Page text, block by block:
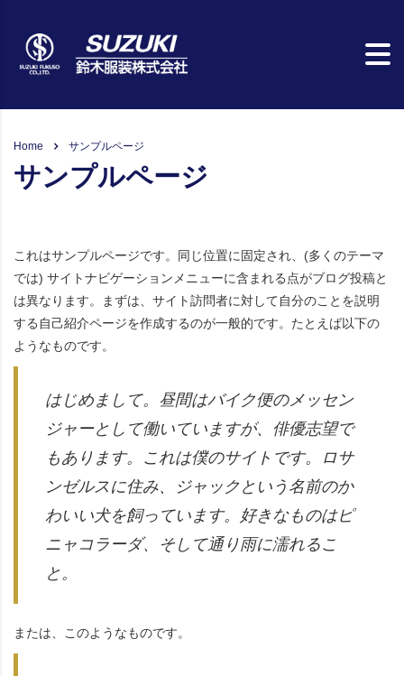
Home サンプルページ
サンプルページ
これはサンプルページです。同じ位置に固定され、(多くのテーマ
では) サイトナビゲーションメニューに含まれる点がブログ投稿と
は異なります。まずは、サイト訪問者に対して自分のことを説明
する自己紹介ページを作成するのが一般的です。たとえば以下の
ようなものです。
はじめまして。昼間はバイク便のメッセン
ジャーとして働いていますが、俳優志望で
もあります。これは僕のサイトです。ロサ
ンゼルスに住み、ジャックという名前のか
わいい犬を飼っています。好きなものはピ
ニャコラーダ、そして通り雨に濡れるこ
と。
または、このようなものです。